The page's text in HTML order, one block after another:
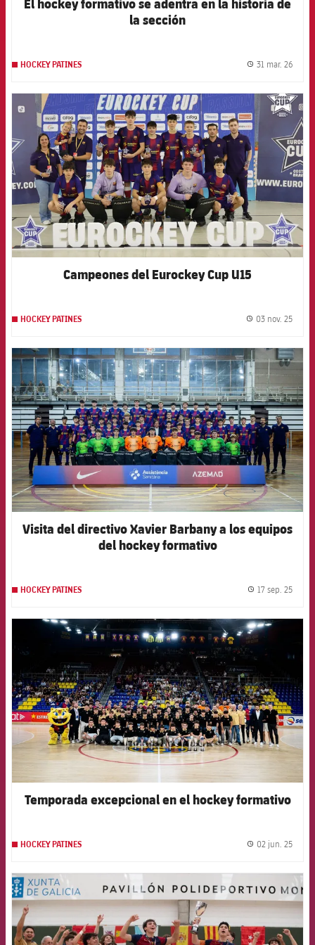
El hockey formativo se adentra en la historia de
la sección
HOCKEY PATINES 31 mar. 26
FCB Barcelona badge
Campeones del Eurockey Cup U15
HOCKEY PATINES 03 nov. 25
FCB Barcelona badge
Visita del directivo Xavier Barbany a los equipos
del hockey formativo
HOCKEY PATINES 17 sep. 25
FCB Barcelona badge
Temporada excepcional en el hockey formativo
HOCKEY PATINES 02 jun. 25